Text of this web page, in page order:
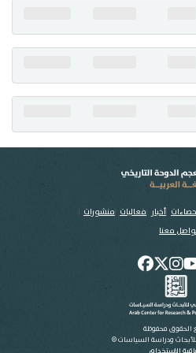
أخبار فعاليات منشورات
معنا
الحقوق محفوظة
ودراسة السياسات ©